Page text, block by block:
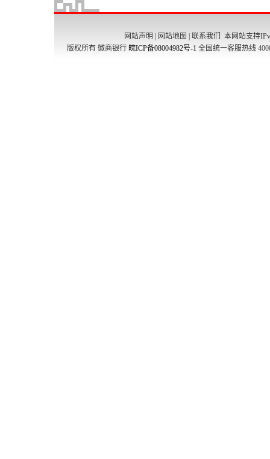
网站声明 网站地图 联系我们
本网站支持
版权所有 徽商银行 皖ICP备08004982号-1 全国统一客服热线